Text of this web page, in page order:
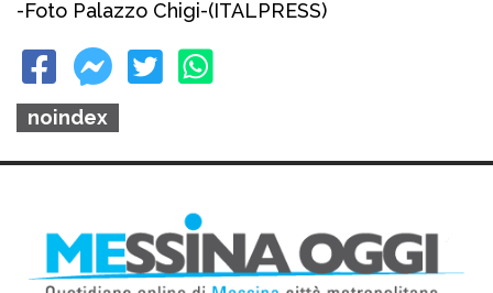
-Foto Palazzo Chigi-(ITALPRESS)
noindex